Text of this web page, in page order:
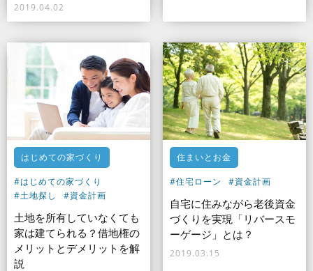
2019.04.02
はじめての家づくり
#はじめての家づくり
#土地探し
#資金計画
土地を所有していなくても
家は建てられる？借地権の
メリットとデメリットを解
説
住まいとお金
#住宅ローン #資金計画
自宅に住みながら老後資金
づくりを実現「リバースモ
ーゲージ」とは？
2019.03.15